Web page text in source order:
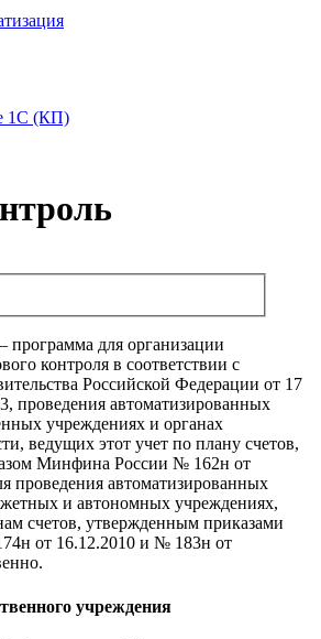
1С (КП)
для организации
контроля в соответствии с
Российской Федерации от 17
проведения автоматизированных
учреждениях и органах
ведущих этот учет по плану счетов,
Минфина России № 162н от
проведения автоматизированных
и автономных учреждениях,
счетов, утвержденным приказами
от 16.12.2010 и № 183н от
учреждения